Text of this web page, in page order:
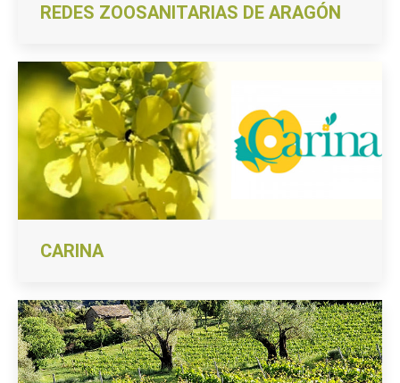
REDES ZOOSANITARIAS DE ARAGÓN
CARINA